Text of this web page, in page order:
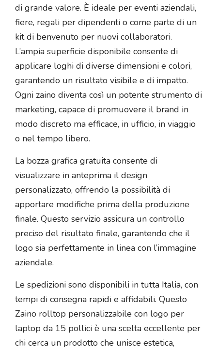
di grande valore. È ideale per eventi aziendali,
fiere, regali per dipendenti o come parte di un
kit di benvenuto per nuovi collaboratori.
L’ampia superficie disponibile consente di
applicare loghi di diverse dimensioni e colori,
garantendo un risultato visibile e di impatto.
Ogni zaino diventa così un potente strumento di
marketing, capace di promuovere il brand in
modo discreto ma efficace, in ufficio, in viaggio
o nel tempo libero.
La bozza grafica gratuita consente di
visualizzare in anteprima il design
personalizzato, offrendo la possibilità di
apportare modifiche prima della produzione
finale. Questo servizio assicura un controllo
preciso del risultato finale, garantendo che il
logo sia perfettamente in linea con l’immagine
aziendale.
Le spedizioni sono disponibili in tutta Italia, con
tempi di consegna rapidi e affidabili. Questo
Zaino rolltop personalizzabile con logo per
laptop da 15 pollici è una scelta eccellente per
chi cerca un prodotto che unisce estetica,